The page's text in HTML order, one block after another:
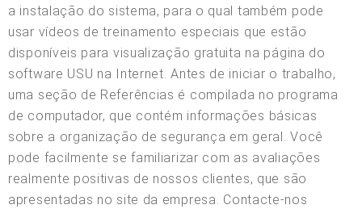
a instalação do sistema, para o qual também pode
usar vídeos de treinamento especiais que estão
disponíveis para visualização gratuita na página do
software USU na Internet. Antes de iniciar o trabalho,
uma seção de Referências é compilada no programa
de computador, que contém informações básicas
sobre a organização de segurança em geral. Você
pode facilmente se familiarizar com as avaliações
realmente positivas de nossos clientes, que são
apresentadas no site da empresa. Contacte-nos